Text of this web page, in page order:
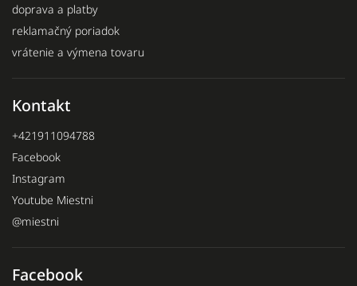
doprava a platby
reklamačný poriadok
vrátenie a výmena tovaru
Kontakt
+421911094788
Facebook
Instagram
Youtube Miestni
@miestni
Facebook